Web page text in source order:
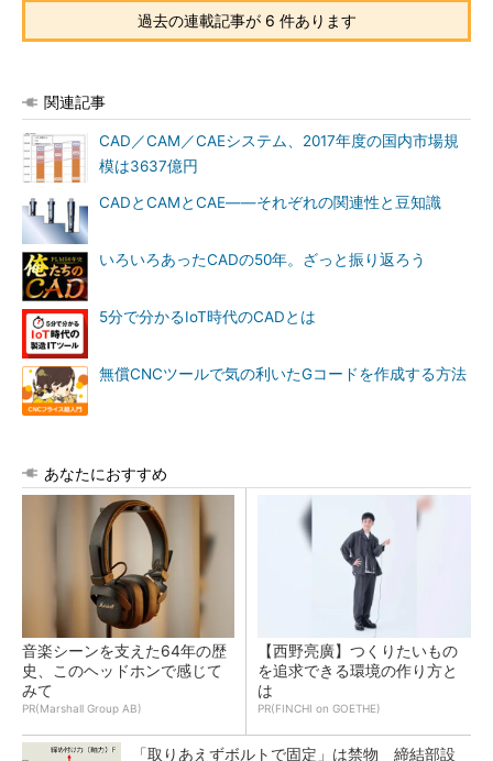
過去の連載記事が 6 件あります
関連記事
CAD／CAM／CAEシステム、2017年度の国内市場規
模は3637億円
CADとCAMとCAE――それぞれの関連性と豆知識
いろいろあったCADの50年。ざっと振り返ろう
5分で分かるIoT時代のCADとは
無償CNCツールで気の利いたGコードを作成する方法
あなたにおすすめ
音楽シーンを支えた64年の歴
史、このヘッドホンで感じて
みて
PR(Marshall Group AB)
【西野亮廣】つくりたいもの
を追求できる環境の作り方と
は
PR(FINCHI on GOETHE)
「取りあえずボルトで固定」は禁物 締結部設